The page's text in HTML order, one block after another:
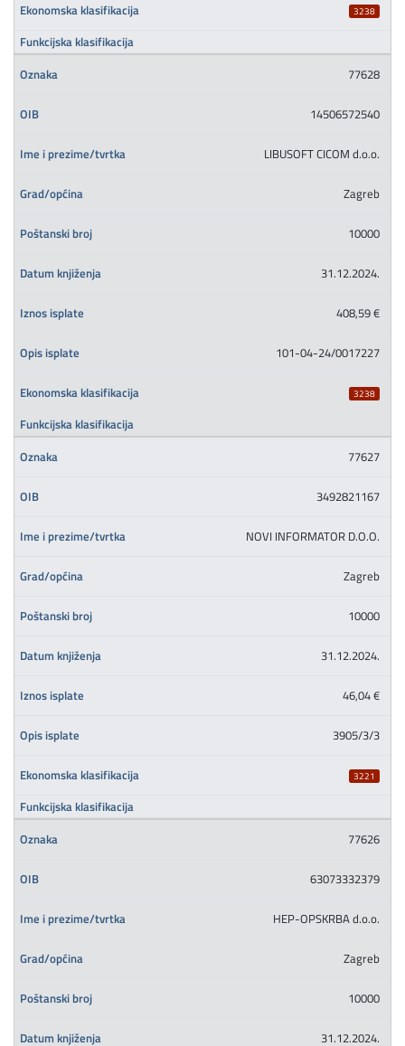
3238
77628
14506572540
LIBUSOFT CICOM d.o.o.
Zagreb
10000
31.12.2024.
408,59 €
101-04-24/0017227
3238
77627
3492821167
NOVI INFORMATOR D.O.O.
Zagreb
10000
31.12.2024.
46,04 €
3905/3/3
3221
77626
63073332379
HEP-OPSKRBA d.o.o.
Zagreb
10000
31.12.2024.